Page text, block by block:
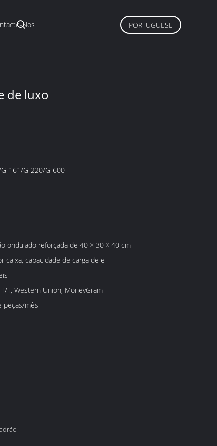
Nos PORTUGUESE
de luxo
161/G-220/G-600
ondulado reforçada de 40 × 30 × 40 cm
caixa, capacidade de carga de e
T/T, Western Union, MoneyGram
peças/mês